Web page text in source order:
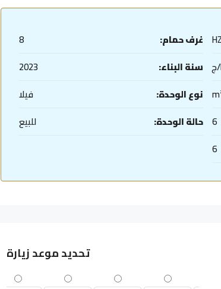
6
6
غرف حمام:
8
سنة البناء:
2023
نوع الوحدة:
فيلا
حالة الوحدة:
للبيع
تحديد موعد زيارة